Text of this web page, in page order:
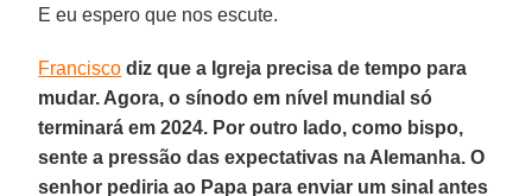
E eu espero que nos escute.
Francisco diz que a Igreja precisa de tempo para
mudar. Agora, o sínodo em nível mundial só
terminará em 2024. Por outro lado, como bispo,
sente a pressão das expectativas na Alemanha. O
senhor pediria ao Papa para enviar um sinal antes